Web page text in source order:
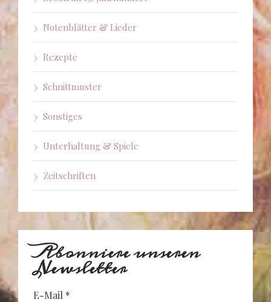
Notenblätter & Lieder
Rezepte
Schnittmuster
Sonstiges
Unterhaltung & Spiele
Zeitschriften
Abonniere unseren
Newsletter
E-Mail *